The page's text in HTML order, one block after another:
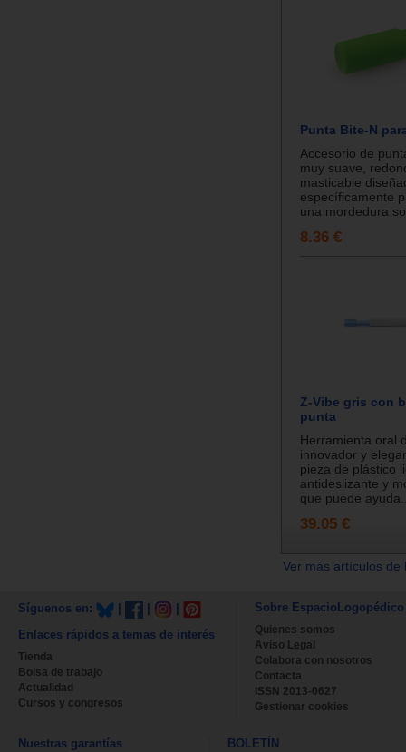
Punta Bite-N
Accesorio de
muy suave,
masticable
específicamente
una mordedura
8.36 €
Z-Vibe gris con
punta
Herramienta oral
innovador y
pieza de plástico
antideslizante y
que puede
39.05 €
Ver más artículos
Síguenos en:
Enlaces rápidos a temas de interés
Tienda
Bolsa de trabajo
Actualidad
Cursos y congresos
Sobre EspacioLogopédico
Quienes somos
Aviso Legal
Colabora con nosotros
Contacta
ISSN 2013-0627
Gestionar cookies
Nuestras garantías BOLETÍN